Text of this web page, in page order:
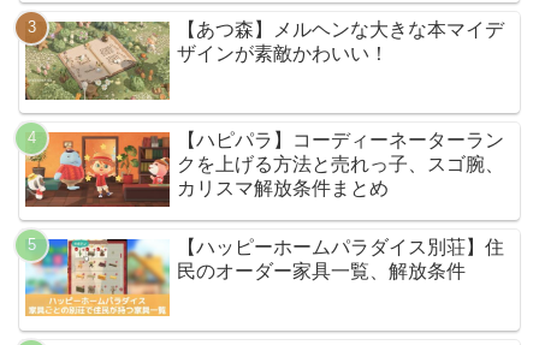
【あつ森】メルヘンな大きな本マイデ
ザインが素敵かわいい！
【ハピパラ】コーディーネーターラン
クを上げる方法と売れっ子、スゴ腕、
カリスマ解放条件まとめ
【ハッピーホームパラダイス別荘】住
民のオーダー家具一覧、解放条件